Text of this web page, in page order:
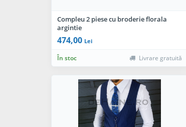
Compleu 2 piese cu broderie florala
argintie
474,00 Lei
În stoc Livrare gratuită